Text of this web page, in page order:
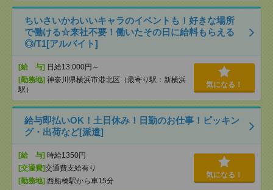
ちいさいかわいいキャラのイベントも！好きな場所
で働ける☆来社不要！働いたその日に給料もらえる
◎/T1[アルバイト]
[給 与] 日給13,000円～
[勤務地] 神奈川県横浜市港北区（最寄り駅：新横浜
駅）
気になる！
給与即払いOK！土日休み！日勤のお仕事！ピッキン
グ・出荷など[派遣]
[給 与] 時給1350円
[交通費]交通費支給有り
[勤務地] 西船橋駅から車15分
気になる！